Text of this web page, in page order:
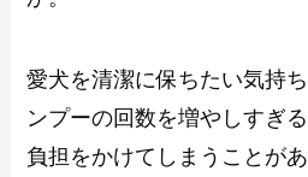
愛犬を清潔に保ちたい気持
ンプーの回数を増やしすぎ
負担をかけてしまうことがあ